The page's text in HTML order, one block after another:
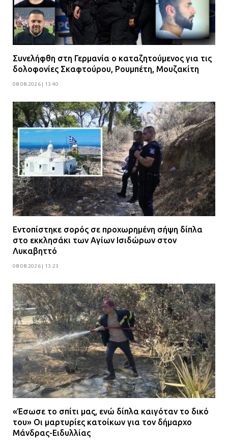
Συνελήφθη στη Γερμανία ο καταζητούμενος για τις
δολοφονίες Σκαφτούρου, Ρουμπέτη, Μουζακίτη
08.08.2026 | 13:40
Εντοπίστηκε σορός σε προχωρημένη σήψη δίπλα
στο εκκλησάκι των Αγίων Ισιδώρων στον
Λυκαβηττό
08.08.2026 | 13:23
«Έσωσε το σπίτι μας, ενώ δίπλα καιγόταν το δικό
του» Οι μαρτυρίες κατοίκων για τον δήμαρχο
Μάνδρας-Ειδυλλίας